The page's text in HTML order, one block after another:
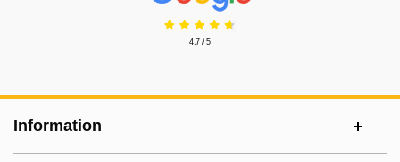
4.7 / 5
Information